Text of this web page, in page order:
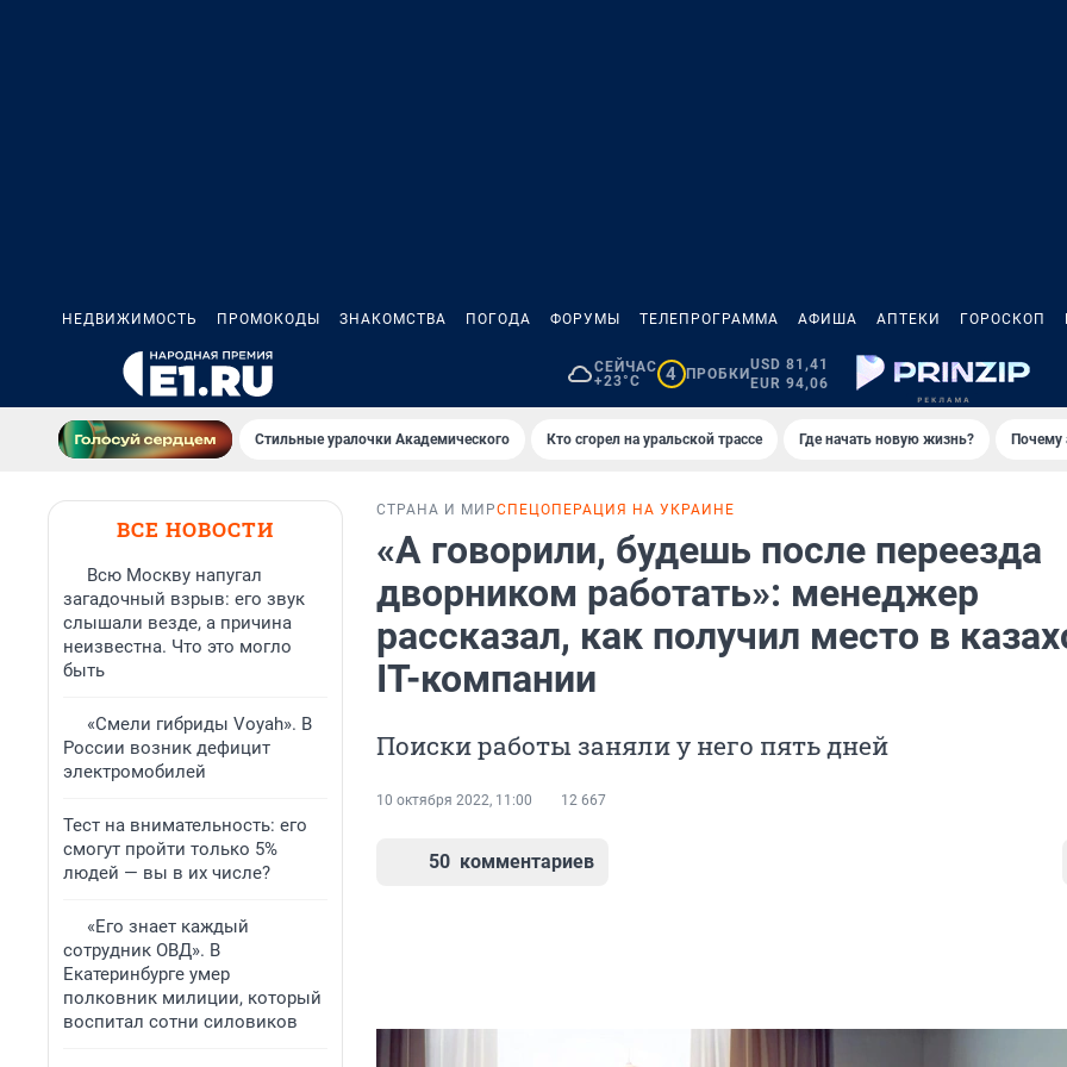
НЕДВИЖИМОСТЬ ПРОМОКОДЫ ЗНАКОМСТВА ПОГОДА ФОРУМЫ ТЕЛЕПРОГРАММА АФИША АПТЕКИ ГОРОСКОП
СЕЙЧАС
+23°C
4 ПРОБКИ
USD 81,41
EUR 94,06
Стильные уралочки Академического Кто сгорел на уральской трассе Где начать новую жизнь? Почему
ВСЕ НОВОСТИ
Всю Москву напугал
загадочный взрыв: его звук
слышали везде, а причина
неизвестна. Что это могло
быть
«Смели гибриды Voyah». В
России возник дефицит
электромобилей
Тест на внимательность: его
смогут пройти только 5%
людей — вы в их числе?
«Его знает каждый
сотрудник ОВД». В
Екатеринбурге умер
полковник милиции, который
воспитал сотни силовиков
СТРАНА И МИРСПЕЦОПЕРАЦИЯ НА УКРАИНЕ
«А говорили, будешь после переезда
дворником работать»: менеджер
рассказал, как получил место в
IT-компании
Поиски работы заняли у него пять дней
10 октября 2022, 11:00 12 667
50 комментариев